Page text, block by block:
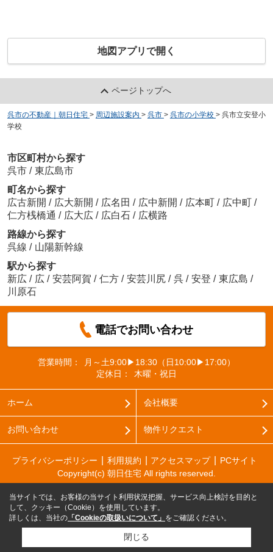
地図アプリで開く
ページトップへ
呉市の不動産｜朝日住宅 > 周辺施設案内 > 呉市 > 呉市の小学校 > 呉市立安登小
学校
市区町村から探す
呉市 / 東広島市
町名から探す
広古新開 / 広大新開 / 広名田 / 広中新開 / 広本町 / 広中町 /
仁方桟橋通 / 広大広 / 広白石 / 広横路
路線から探す
呉線 / 山陽新幹線
駅から探す
新広 / 広 / 安芸阿賀 / 仁方 / 安芸川尻 / 呉 / 安登 / 東広島 /
川原石
電話でお問い合わせ
営業時間：
月～土9:00▶18:30（日10:00▶17:00）
定休日：
木曜・祝日
ホーム 会社概要
お問い合わせ 物件リクエスト
プライバシーポリシー 利用規約 アクセスマップ
PCサイト
Copyright(c) 朝日住宅 All rights reserved.
当サイトでは、お客様の当サイト利用状況把握、サービス向上検討を目的と
して、クッキー（Cookie）を使用しています。
詳しくは、当社の 「Cookieの取扱いについて」 をご確認ください。
閉じる